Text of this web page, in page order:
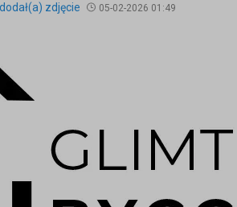
dodał(a) zdjęcie 05-02-2026 01:49